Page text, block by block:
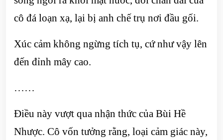
cô đá loạn xạ, lại bị anh chế trụ nơi đầu gối.
Xúc cảm không ngừng tích tụ, cứ như vậy lên
đến đỉnh mây cao.
……
Điều này vượt qua nhận thức của Bùi Hề
Nhược. Cô vốn tưởng rằng, loại cảm giác này,